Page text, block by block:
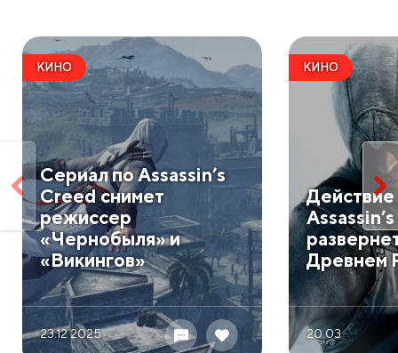
КИНО
Сериал по Assassin’s
Creed снимет
режиссер
«Чернобыля» и
«Викингов»
23.12 2025
КИНО
Действие
Древнем
20.03